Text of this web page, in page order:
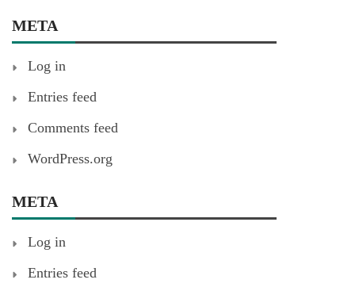
META
Log in
Entries feed
Comments feed
WordPress.org
META
Log in
Entries feed